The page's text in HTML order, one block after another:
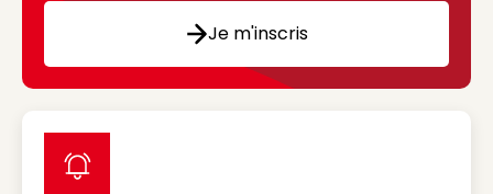
Je m'inscris
label icon